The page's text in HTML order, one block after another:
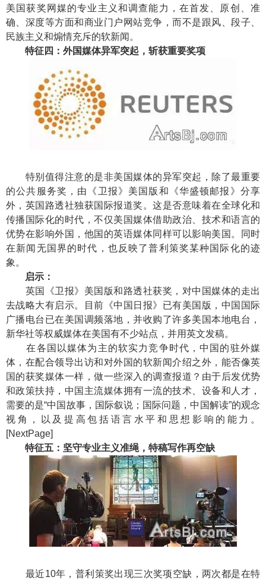
美国获奖网媒的专业主义和调查能力，在首发、原创、准
确、深度等方面和商业门户网站竞争，而不是跟风、段子、
民族主义和煽情充斥的软新闻。
特征四：外国媒体异军突起，斩获重要奖项
特别值得注意的是非美国媒体的异军突起，除了最重要
的公共服务奖，由《卫报》美国版和《华盛顿邮报》分享
外，英国路透社独获国际报道奖。这是否意味着在全球化和
传播国际化的时代，不仅美国媒体借助政治、技术和语言的
优势在影响外国，他国的英语媒体同样可以影响美国。同时
在新闻无国界的时代，也反映了普利策奖某种国际化的迹
象。
启示：
英国《卫报》美国版和路透社获奖，对中国媒体的走出
去战略大有启示。目前《中国日报》已有美国版，中国国际
广播电台已在美国调频落地，并收购了许多美国本地电台，
新华社等权威媒体在美国有不少站点，并用英文发稿。
在各国以媒体为主的软实力竞争时代，中国的驻外媒
体，在配合领导出访和对外国的软新闻介绍之外，能否像英
国的获奖媒体一样，做一些深入的调查报道？由于后发优势
和政策扶持，中国主流媒体拥有一流的技术、设备和人才，
需要的是“中国故事，国际叙说；国际问题，中国解读”的观念
视角，以及提高包括语言水平和思想影响的能力。
[NextPage]
特征五：坚守专业主义准绳，特稿写作再空缺
最近10年，普利策奖出现三次奖项空缺，两次都是在特